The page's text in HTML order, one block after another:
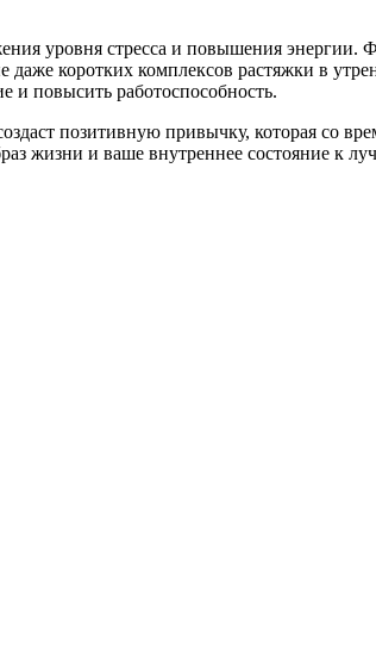
уровня стресса и повышения
коротких комплексов растяжки в
и повысить работоспособность.
позитивную привычку, которая со
жизни и ваше внутреннее состояние к